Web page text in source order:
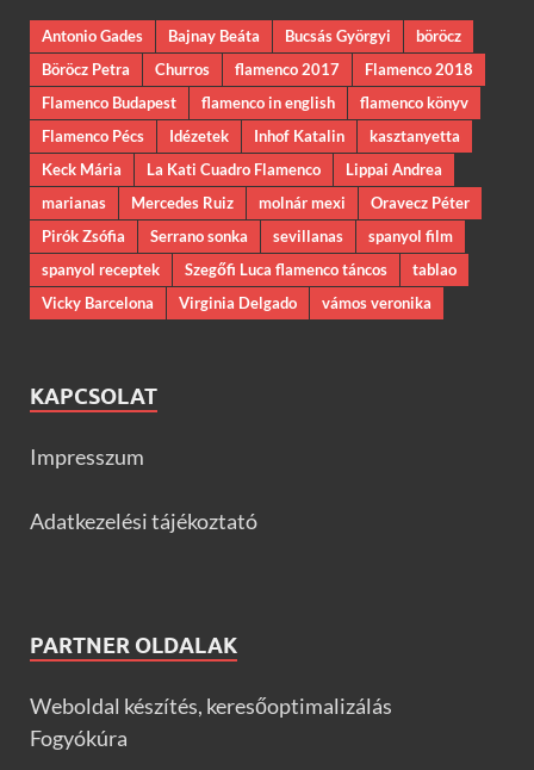
Antonio Gades Bajnay Beáta Bucsás Györgyi
böröcz
Böröcz Petra
Churros flamenco 2017
Flamenco 2018
Flamenco Budapest
flamenco in english
flamenco könyv
Flamenco Pécs
Idézetek Inhof Katalin
kasztanyetta
Keck Mária
La Kati Cuadro Flamenco
Lippai Andrea
marianas
Mercedes Ruiz molnár mexi
Oravecz Péter
Pirók Zsófia
Serrano sonka sevillanas
spanyol film
spanyol receptek
Szegőfi Luca flamenco táncos
tablao
Vicky Barcelona
Virginia Delgado vámos veronika
KAPCSOLAT
Impresszum
Adatkezelési tájékoztató
PARTNER OLDALAK
Weboldal készítés, keresőoptimalizálás
Fogyókúra